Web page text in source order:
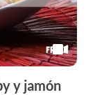
y jamón